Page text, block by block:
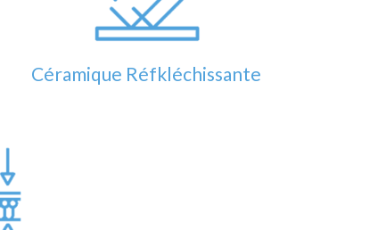
Céramique Réfkléchissante